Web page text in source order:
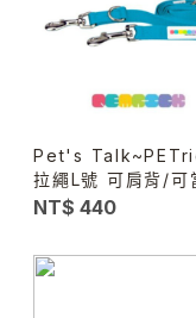
Pet's
拉繩L號 可肩背/可
繩.可自由變化長短
NT$ 440